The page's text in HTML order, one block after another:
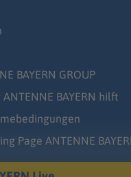
BAYERN GROUP
ANTENNE BAYERN hilft
Page ANTENNE